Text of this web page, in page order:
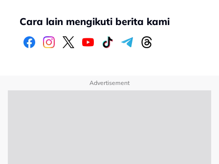
Cara lain mengikuti berita kami
Advertisement